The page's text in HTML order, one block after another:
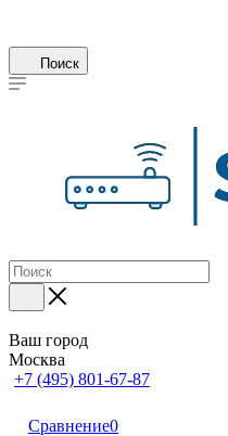
Поиск
Ваш город
Москва
+7 (495) 801-67-87
Сравнение0